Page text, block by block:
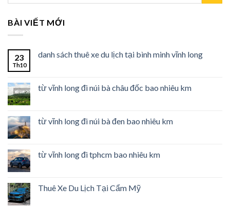
BÀI VIẾT MỚI
23
Th10
danh sách thuê xe du lịch tại bình minh vĩnh long
từ vĩnh long đi núi bà châu đốc bao nhiêu km
từ vĩnh long đi núi bà đen bao nhiêu km
từ vĩnh long đi tphcm bao nhiêu km
Thuê Xe Du Lịch Tại Cẩm Mỹ